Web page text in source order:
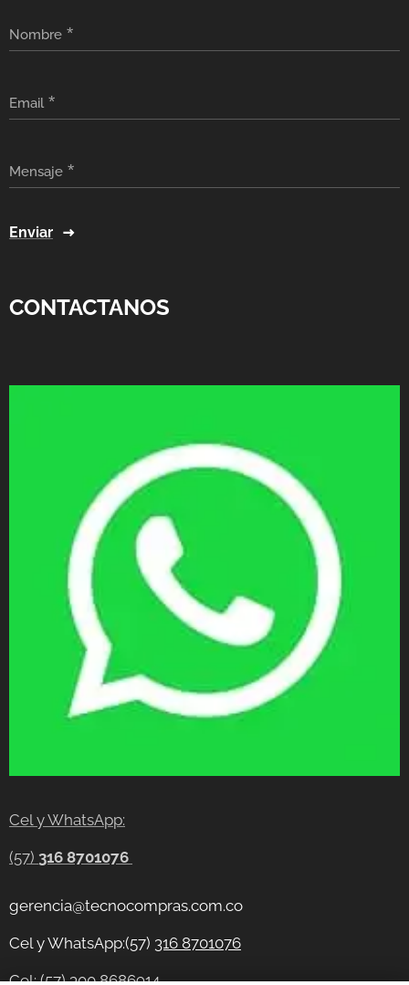
Nombre
Email
Mensaje
Enviar
CONTACTANOS
Cel y WhatsApp:
(57) 316 8701076
gerencia@tecnocompras.com.co
Cel y WhatsApp:(57) 316 8701076
Cel: (57) 300 8686914